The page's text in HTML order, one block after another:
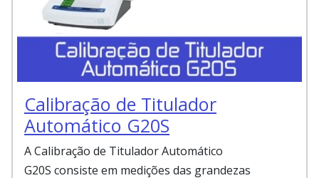
Calibração de Titulador
Automático G20S
A Calibração de Titulador Automático
G20S consiste em medições das grandezas